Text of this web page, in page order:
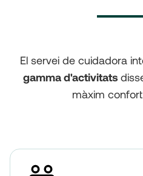
El servei de cuidadora
gamma d'activitats
màxim